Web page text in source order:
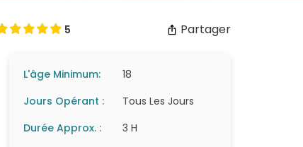
5 Partager
L'âge Minimum:
18
Jours Opérant :
Tous Les Jours
Durée Approx. :
3 H